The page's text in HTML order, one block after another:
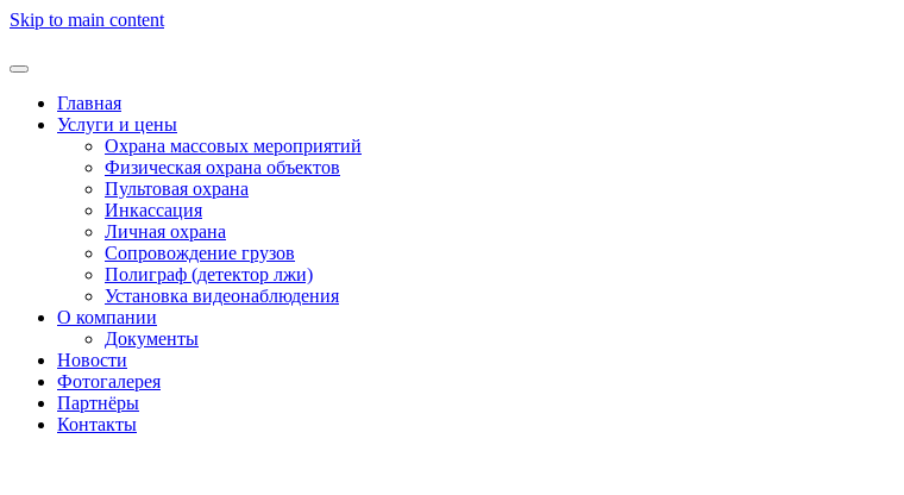
Skip to main content
Главная
Услуги и цены
Охрана массовых мероприятий
Физическая охрана объектов
Пультовая охрана
Инкассация
Личная охрана
Сопровождение грузов
Полиграф (детектор лжи)
Установка видеонаблюдения
О компании
Документы
Новости
Фотогалерея
Партнёры
Контакты